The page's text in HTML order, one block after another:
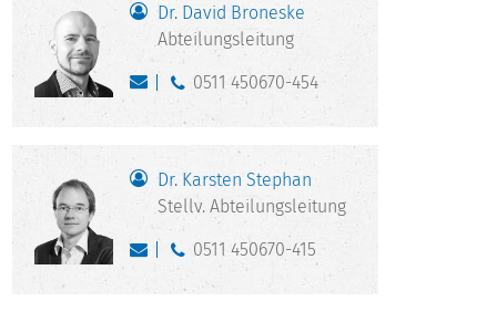
Dr. David Broneske
Abteilungsleitung
0511 450670-454
Dr. Karsten Stephan
Stellv. Abteilungsleitung
0511 450670-415